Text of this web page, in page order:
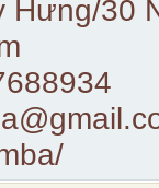
30